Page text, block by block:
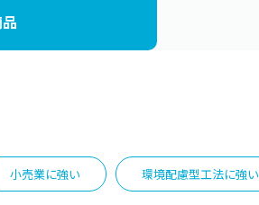
小売業に強い 環境配慮型工法に強い